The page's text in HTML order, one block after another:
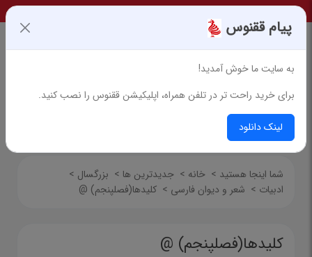
شما اینجا هستید > خانه > جدیدترین ها > بزرگسال >
ادبیات > شعر و دیوان فارسی > کلیدها(فصل‎پنجم) @
کلیدها(فصل‎پنجم) @
پیام ققنوس
به سایت ما خوش آمدید!
برای خرید راحت تر در تلفن همراه، اپلیکیشن ققنوس را نصب کنید.
لینک دانلود